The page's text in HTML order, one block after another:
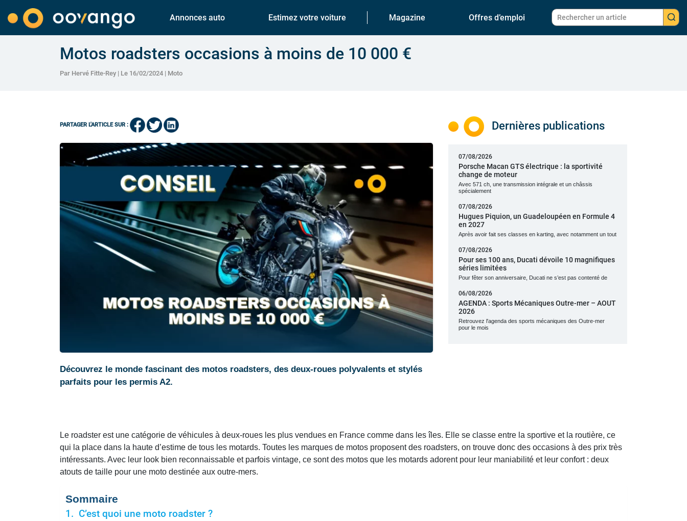
Annonces auto Estimez votre voiture Magazine Offres d’emploi
Motos roadsters occasions à moins de 10 000 €
Par Hervé Fitte-Rey | Le 16/02/2024 | Moto
PARTAGER L'ARTICLE SUR :
Découvrez le monde fascinant des motos roadsters, des deux-roues polyvalents et stylés
parfaits pour les permis A2.
Dernières publications
07/08/2026
Porsche Macan GTS électrique : la sportivité
change de moteur
Avec 571 ch, une transmission intégrale et un châssis
spécialement
07/08/2026
Hugues Piquion, un Guadeloupéen en Formule 4
en 2027
Après avoir fait ses classes en karting, avec notamment un tout
07/08/2026
Pour ses 100 ans, Ducati dévoile 10 magnifiques
séries limitées
Pour fêter son anniversaire, Ducati ne s’est pas contenté de
06/08/2026
AGENDA : Sports Mécaniques Outre-mer – AOUT
2026
Retrouvez l'agenda des sports mécaniques des Outre-mer
pour le mois
Le roadster est une catégorie de véhicules à deux-roues les plus vendues en France comme dans les îles. Elle se classe entre la sportive et la routière, ce
qui la place dans la haute d’estime de tous les motards. Toutes les marques de motos proposent des roadsters, on trouve donc des occasions à des prix très
intéressants. Avec leur look bien reconnaissable et parfois vintage, ce sont des motos que les motards adorent pour leur maniabilité et leur confort : deux
atouts de taille pour une moto destinée aux outre-mers.
Sommaire
C’est quoi une moto roadster ?